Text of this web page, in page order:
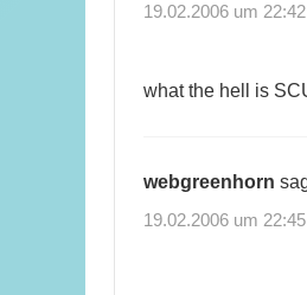
19.02.2006 um
what the hell is
webgreenhorn
19.02.2006 um